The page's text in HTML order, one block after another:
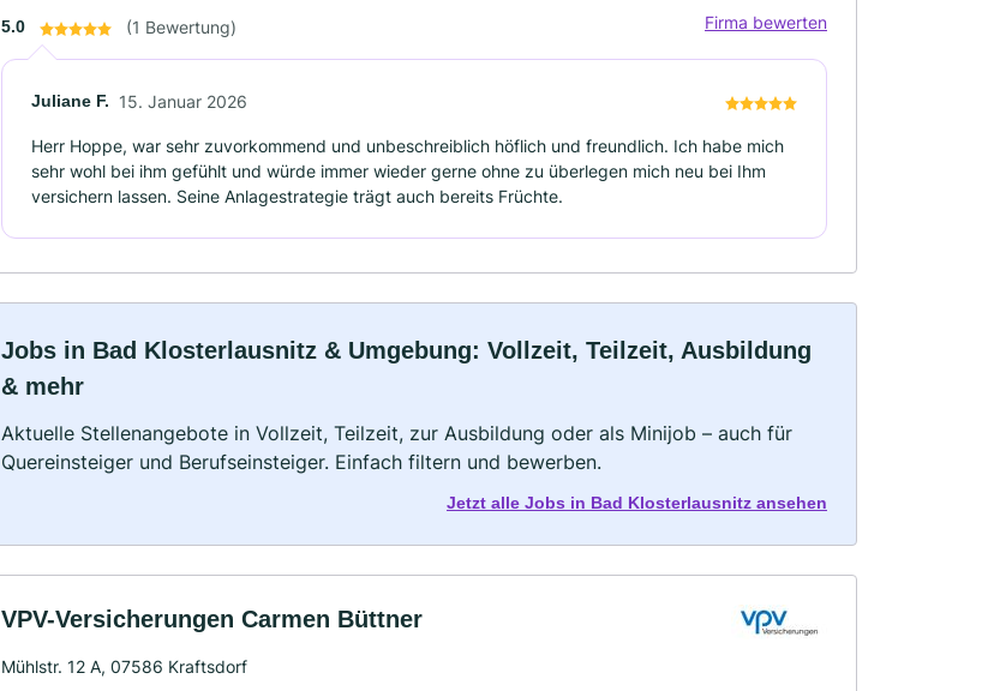
5.0 (1 Bewertung) Firma bewerten
Juliane F. 15. Januar 2026
Herr Hoppe, war sehr zuvorkommend und unbeschreiblich höflich und freundlich. Ich habe mich
sehr wohl bei ihm gefühlt und würde immer wieder gerne ohne zu überlegen mich neu bei Ihm
versichern lassen. Seine Anlagestrategie trägt auch bereits Früchte.
Jobs in Bad Klosterlausnitz & Umgebung: Vollzeit, Teilzeit, Ausbildung
& mehr
Aktuelle Stellenangebote in Vollzeit, Teilzeit, zur Ausbildung oder als Minijob – auch für
Quereinsteiger und Berufseinsteiger. Einfach filtern und bewerben.
Jetzt alle Jobs in Bad Klosterlausnitz ansehen
VPV-Versicherungen Carmen Büttner
Mühlstr. 12 A, 07586 Kraftsdorf